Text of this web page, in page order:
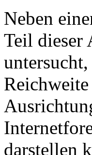
Neben
Teil dieser
darstellen